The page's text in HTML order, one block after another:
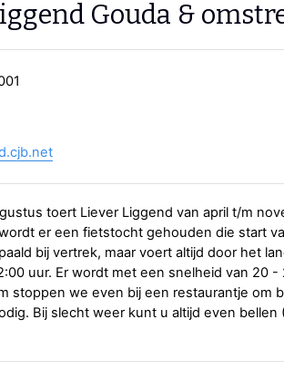
Gouda &
toert Liever Liggend van april t/m
er een fietstocht gehouden die start
bij vertrek, maar voert altijd door het
uur. Er wordt met een snelheid van 20 -
stoppen we even bij een restaurantje om
Bij slecht weer kunt u altijd even bellen